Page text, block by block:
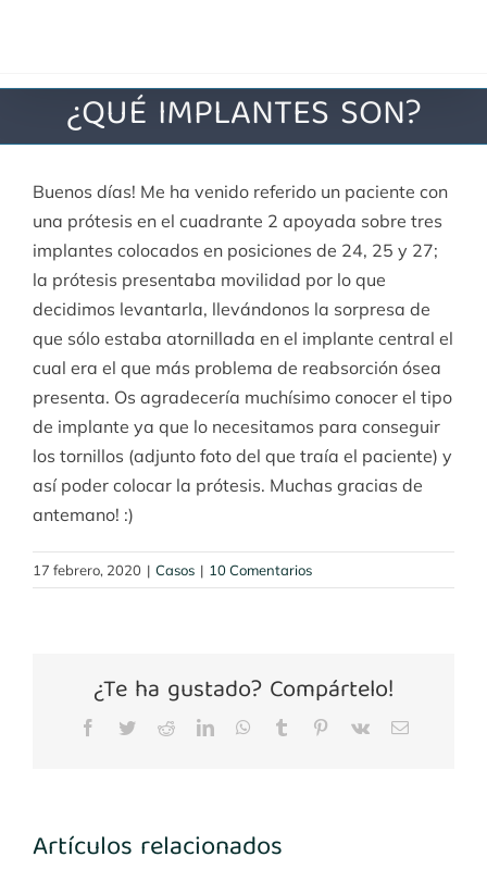
¿QUÉ IMPLANTES SON?
Buenos días! Me ha venido referido un paciente con
una prótesis en el cuadrante 2 apoyada sobre tres
implantes colocados en posiciones de 24, 25 y 27;
la prótesis presentaba movilidad por lo que
decidimos levantarla, llevándonos la sorpresa de
que sólo estaba atornillada en el implante central el
cual era el que más problema de reabsorción ósea
presenta. Os agradecería muchísimo conocer el tipo
de implante ya que lo necesitamos para conseguir
los tornillos (adjunto foto del que traía el paciente) y
así poder colocar la prótesis. Muchas gracias de
antemano! :)
17 febrero, 2020 | Casos | 10 Comentarios
¿Te ha gustado? Compártelo!
Facebook
TwitterRedditLinkedInWhatsApp
Tumblr Pinterest
Vk
Correo
Artículos relacionados